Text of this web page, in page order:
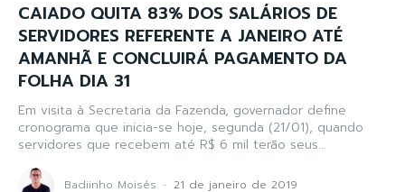
CAIADO QUITA 83% DOS SALÁRIOS DE
SERVIDORES REFERENTE A JANEIRO ATÉ
AMANHÃ E CONCLUIRÁ PAGAMENTO DA
FOLHA DIA 31
Em visita à Secretaria da Fazenda, governador define
cronograma que inicia-se hoje, segunda (21/01), quando
servidores que recebem até R$ 6 mil terão seus...
Badiinho Moisés - 21 de janeiro de 2019